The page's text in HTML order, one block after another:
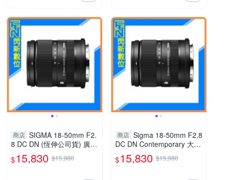
商店 SIGMA 18-50mm F2.
8 DC DN (恆伸公司貨) 廣角
變焦鏡頭 旅遊鏡 APS-C
$15,830 $15,980
商店 Sigma 18-50mm F2.8
DC DN Contemporary 大光
圈變焦鏡(18-50,公司貨)Fuji
film X
$15,830 $15,980